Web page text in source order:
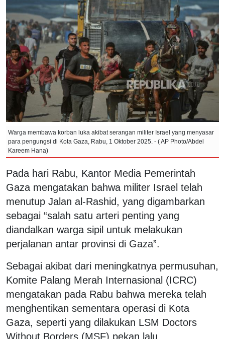
Warga membawa korban luka akibat serangan militer Israel yang menyasar
para pengungsi di Kota Gaza, Rabu, 1 Oktober 2025. - ( AP Photo/Abdel
Kareem Hana)
Pada hari Rabu, Kantor Media Pemerintah
Gaza mengatakan bahwa militer Israel telah
menutup Jalan al-Rashid, yang digambarkan
sebagai “salah satu arteri penting yang
diandalkan warga sipil untuk melakukan
perjalanan antar provinsi di Gaza”.
Sebagai akibat dari meningkatnya permusuhan,
Komite Palang Merah Internasional (ICRC)
mengatakan pada Rabu bahwa mereka telah
menghentikan sementara operasi di Kota
Gaza, seperti yang dilakukan LSM Doctors
Without Borders (MSF) pekan lalu.